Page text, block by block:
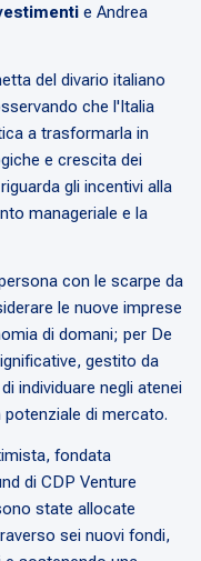
e Andrea
del divario italiano
che l'Italia
a trasformarla in
e crescita dei
gli incentivi alla
manageriale e la
con le scarpe da
le nuove imprese
di domani; per De
gestito da
individuare negli atenei
di mercato.
fondata
di CDP Venture
state allocate
sei nuovi fondi,